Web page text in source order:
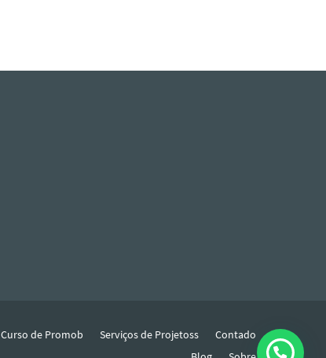
Curso de Promob Serviços de Projetoss
Contado